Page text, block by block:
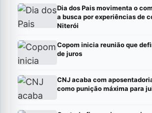
Dia dos Pais movimenta o
a busca por experiências de
Niterói
Copom inicia reunião que
de juros
CNJ acaba com
como punição máxima para